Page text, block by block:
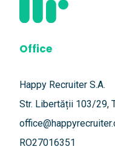
Office
Happy Recruiter S.A.
Str. Libertății 103/29,
RO27016351